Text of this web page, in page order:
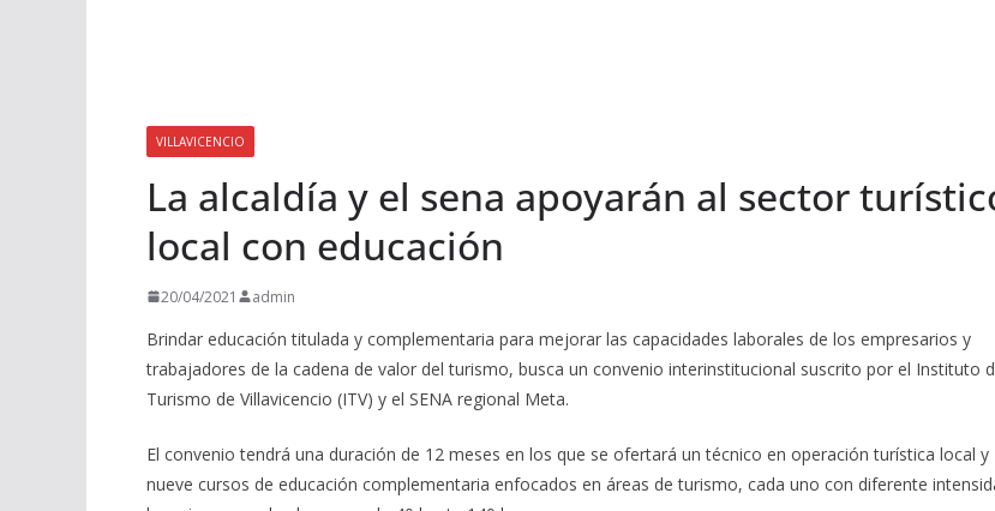
VILLAVICENCIO
La alcaldía y el sena apoyarán al sector
local con educación
20/04/2021 admin
Brindar educación titulada y complementaria para mejorar las capacidades laborales de los empresarios y
trabajadores de la cadena de valor del turismo, busca un convenio interinstitucional suscrito por el Instituto
Turismo de Villavicencio (ITV) y el SENA regional Meta.
El convenio tendrá una duración de 12 meses en los que se ofertará un técnico en operación turística local y
nueve cursos de educación complementaria enfocados en áreas de turismo, cada uno con diferente